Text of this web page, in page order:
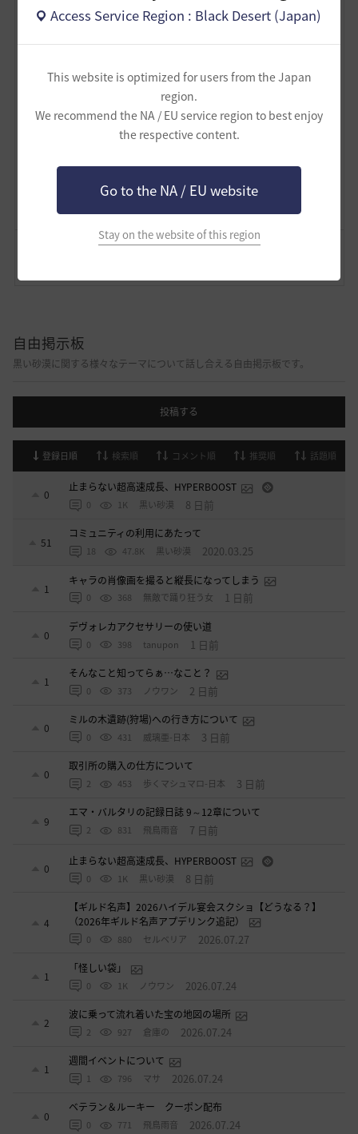
Access Service Region : Black Desert (Japan)
This website is optimized for users from the Japan
region.
We recommend the NA / EU service region to best enjoy
the respective content.
Go to the NA / EU website
Stay on the website of this region
ということで、長文を読んでいただきありがとうござい
ます！ 折り返したので引き続き頑張ります！
4
かわさもべーた
Lv62 FPSずんだもん
自由掲示板
黒い砂漠に関する様々なテーマについて話し合える自由掲示板です。
投稿する
登録日順 検索順 コメント順 推奨順 話題順
0
止まらない超高速成長、HYPERBOOST
0 1K 黒い砂漠 8 日前
51
コミュニティの利用にあたって
18 47.8K 黒い砂漠 2020.03.25
1
キャラの肖像画を撮ると縦長になってしまう
0 368 無敵で踊り狂う女 1 日前
0
デヴォレカアクセサリーの使い道
0 398 tanupon 1 日前
1
そんなこと知ってらぁ…なこと？
0 373 ノウワン 2 日前
0
ミルの木遺跡(狩場)への行き方について
0 431 威璃亜-日本 3 日前
0
取引所の購入の仕方について
2 453 歩くマシュマロ-日本 3 日前
9
エマ・バルタリの記録日誌 9～12章について
2 831 飛鳥雨音 7 日前
0
止まらない超高速成長、HYPERBOOST
0 1K 黒い砂漠 8 日前
4
【ギルド名声】2026ハイデル宴会スクショ【どうなる？】
（2026年ギルド名声アプデリンク追記）
0 880 セルベリア 2026.07.27
1
「怪しい袋」
0 1K ノウワン 2026.07.24
2
波に乗って流れ着いた宝の地図の場所
2 927 倉庫の 2026.07.24
1
週間イベントについて
1 796 マサ 2026.07.24
0
ベテラン＆ルーキー クーポン配布
0 771 飛鳥雨音 2026.07.24